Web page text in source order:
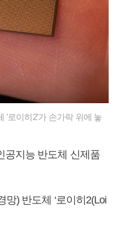
'로이히2'가 손가락 위에 놓
공지능 반도체 신제품
) 반도체 ‘로이히2(Loi